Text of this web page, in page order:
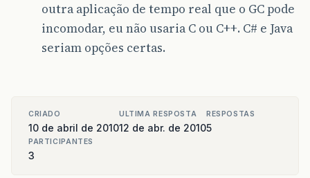
outra aplicação de tempo real que o GC pode
incomodar, eu não usaria C ou C++. C# e Java
seriam opções certas.
CRIADO
10 de abril de 2010
ULTIMA RESPOSTA
12 de abr. de 2010
RESPOSTAS
5
PARTICIPANTES
3